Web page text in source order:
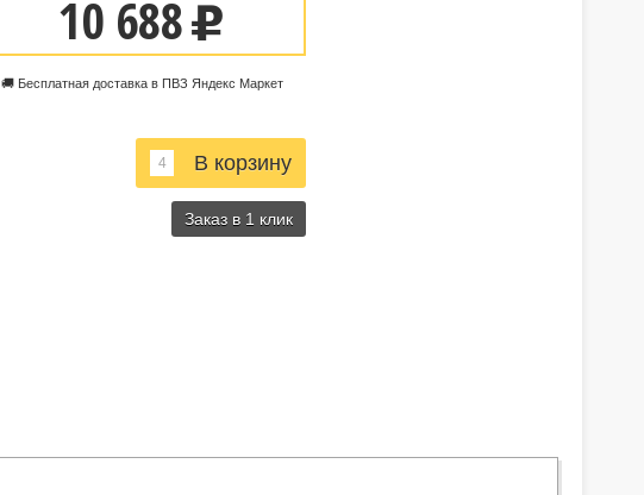
10 688u
🚚 Бесплатная доставка в ПВЗ Яндекс Маркет
Заказ в 1 клик